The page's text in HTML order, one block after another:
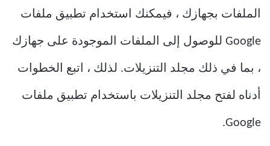
الملفات بجهازك ، فيمكنك استخدام تطبيق ملفات
Google للوصول إلى الملفات الموجودة على جهازك
، بما في ذلك مجلد التنزيلات. لذلك ، اتبع الخطوات
أدناه لفتح مجلد التنزيلات باستخدام تطبيق ملفات
Google.